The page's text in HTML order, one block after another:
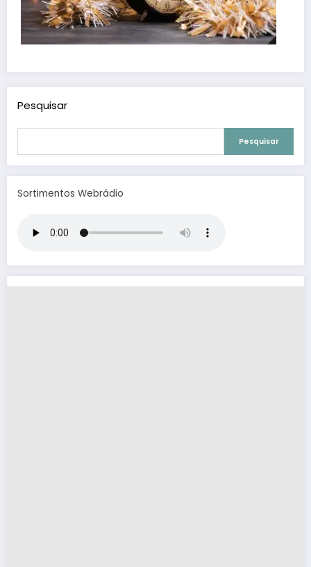
Pesquisar
Pesquisar
Sortimentos Webrádio